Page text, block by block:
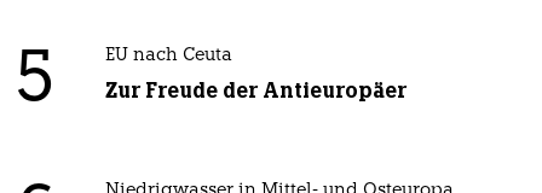
5 EU nach Ceuta
Zur Freude der Antieuropäer